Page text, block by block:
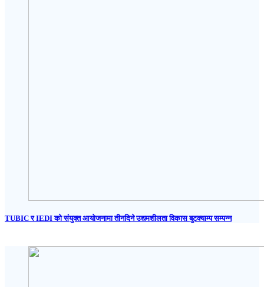
TUBIC र IEDI को संयुक्त आयोजनामा तीनदिने उद्यमशीलता विकास बुटक्याम्प सम्पन्न